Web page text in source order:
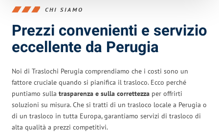
CHI SIAMO
Prezzi convenienti e servizio
eccellente da Perugia
Noi di Traslochi Perugia comprendiamo che i costi sono un
fattore cruciale quando si pianifica il trasloco. Ecco perché
puntiamo sulla trasparenza e sulla correttezza per offrirti
soluzioni su misura. Che si tratti di un trasloco locale a Perugia o
di un trasloco in tutta Europa, garantiamo servizi di trasloco di
alta qualità a prezzi competitivi.